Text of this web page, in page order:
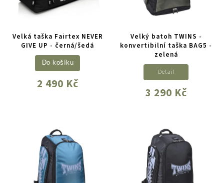
Velká taška Fairtex NEVER
GIVE UP - černá/šedá
2 490 Kč
Do košíku
Velký batoh TWINS -
konvertibilní taška BAG5 -
zelená
3 290 Kč
Detail